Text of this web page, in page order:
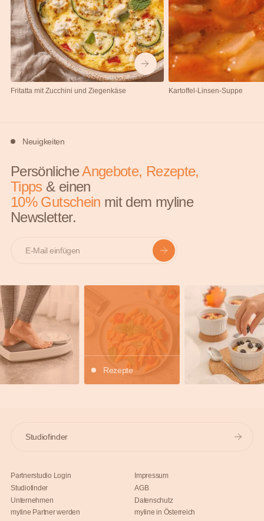
Fritatta mit Zucchini und Ziegenkäse Kartoffel-Linsen-Suppe
Neuigkeiten
PersönlicheAngebote, Rezepte,
Tipps & einen
10% Gutschein mit dem myline
Newsletter.
Rezepte
Studiofinder
Partnerstudio Login
Studiofinder
Unternehmen
myline Partner werden
Impressum
AGB
Datenschutz
myline in Österreich